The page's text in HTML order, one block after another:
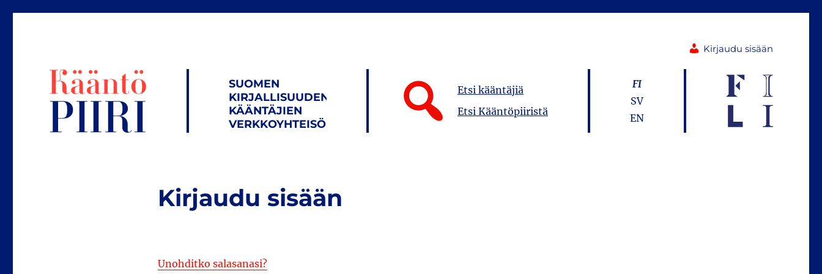
Kirjaudu sisään
SUOMEN
KIRJALLISUUDEN
KÄÄNTÄJIEN
VERKKOYHTEISÖ
Etsi kääntäjiä
Etsi Kääntöpiiristä
FI
SV
EN
Kirjaudu sisään
Unohditko salasanasi?